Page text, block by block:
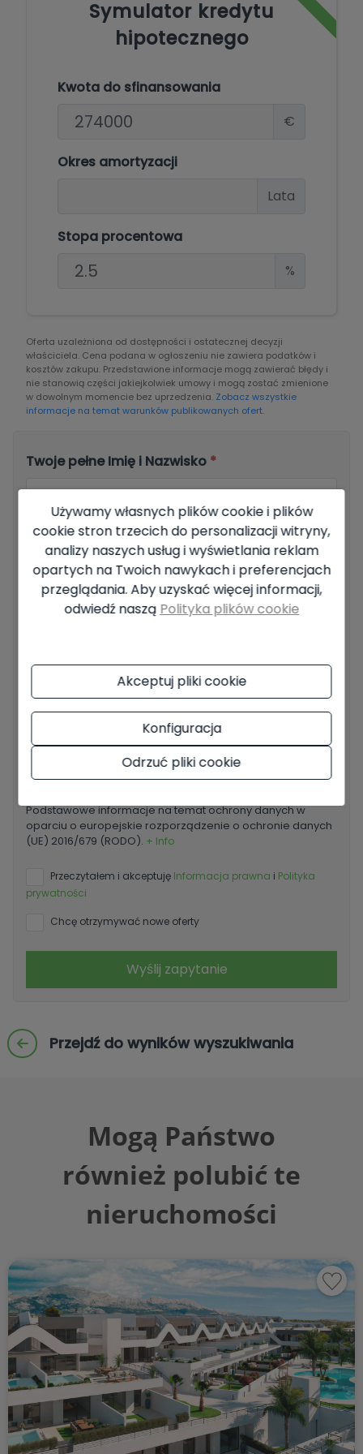
Symulator kredytu
hipotecznego
Kwota do sfinansowania
€
Okres amortyzacji
Lata
Stopa procentowa
%
Oferta uzależniona od dostępności i ostatecznej decyzji
właściciela. Cena podana w ogłoszeniu nie zawiera podatków i
kosztów zakupu. Przedstawione informacje mogą zawierać błędy i
nie stanowią części jakiejkolwiek umowy i mogą zostać zmienione
w dowolnym momencie bez uprzedzenia. Zobacz wszystkie
informacje na temat warunków publikowanych ofert.
Twoje pełne Imię i Nazwisko *
Email*
Twój numer telefonu*
Twoja wiadomość
Podstawowe informacje na temat ochrony danych w
oparciu o europejskie rozporządzenie o ochronie danych
(UE) 2016/679 (RODO). + Info
Przeczytałem i akceptuję Informacja prawna i Polityka
prywatności
Chcę otrzymywać nowe oferty
Wyślij zapytanie
Przejdź do wyników wyszukiwania
Mogą Państwo
również polubić te
nieruchomości
Używamy własnych plików cookie i plików
cookie stron trzecich do personalizacji witryny,
analizy naszych usług i wyświetlania reklam
opartych na Twoich nawykach i preferencjach
przeglądania. Aby uzyskać więcej informacji,
odwiedź naszą Polityka plików cookie
Akceptuj pliki cookie
Konfiguracja
Odrzuć pliki cookie